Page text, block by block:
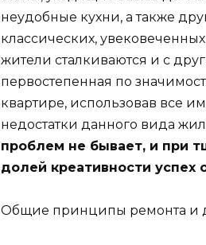
неудобные кухни, а также
классических,
жители сталкиваются и с
первостепенная по
квартире, использовав все
недостатки данного вида
проблем не бывает, и при
долей креативности успех
Общие принципы ремонта и